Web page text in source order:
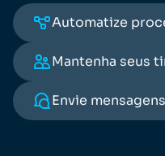
Automatize
Mantenha seus
Envie